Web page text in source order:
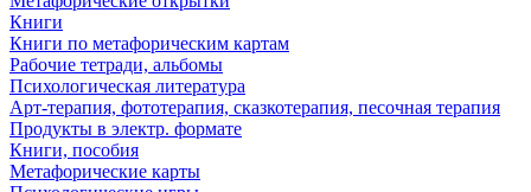
Книги
Книги по метафорическим картам
Рабочие тетради, альбомы
Психологическая литература
Арт-терапия, фототерапия, сказкотерапия, песочная терапия
Продукты в электр. формате
Книги, пособия
Метафорические карты